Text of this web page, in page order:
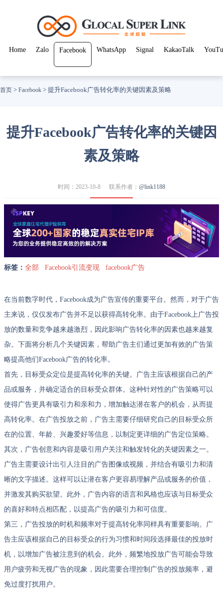
Home Zalo Facebook WhatsApp Signal KakaoTalk
首页 > Facebook > 提升Facebook广告转化率的关键因素及策略
提升Facebook广告转化率的关键因
素及策略
时间：2023-10-8 联系作者： @link1188
标签： 全部 Facebook引流变现 facebook广告
在当前数字时代，Facebook成为广告宣传的重要平台。然而，对于广告
主来说，仅仅发布广告并不足以获得高转化率。由于Facebook上广告投
放的数量和竞争越来越激烈，因此影响广告转化率的因素也越来越复
杂。下面将分析几个关键因素，帮助广告主们通过更加有效的广告策
略提高他们Facebook广告的转化率。
首先，目标受众定位是提高转化率的关键。广告主应该根据自己的产
品或服务，并确定适合的目标受众群体。这种针对性的广告策略可以
使得广告更具有吸引力和亲和力，增加触达潜在客户的机会，从而提
高转化率。在广告投放之前，广告主需要仔细研究自己的目标受众所
在的位置、年龄、兴趣爱好等信息，以制定更详细的广告定位策略。
其次，广告创意和内容是吸引用户关注和触发转化的关键因素之一。
广告主需要设计出引人注目的广告图像或视频，并结合有吸引力和清
晰的文字描述。这样可以让潜在客户更容易理解产品或服务的价值，
并激发其购买欲望。此外，广告内容的语言和风格也应该与目标受众
的喜好和特点相匹配，以提高广告的吸引力和可信度。
第三，广告投放的时机和频率对于提高转化率同样具有重要影响。广
告主应该根据自己的目标受众的行为习惯和时间段选择最佳的投放时
机，以增加广告被注意到的机会。此外，频繁地投放广告可能会导致
用户疲劳和无视广告的现象，因此需要合理控制广告的投放频率，避
免过度打扰用户。